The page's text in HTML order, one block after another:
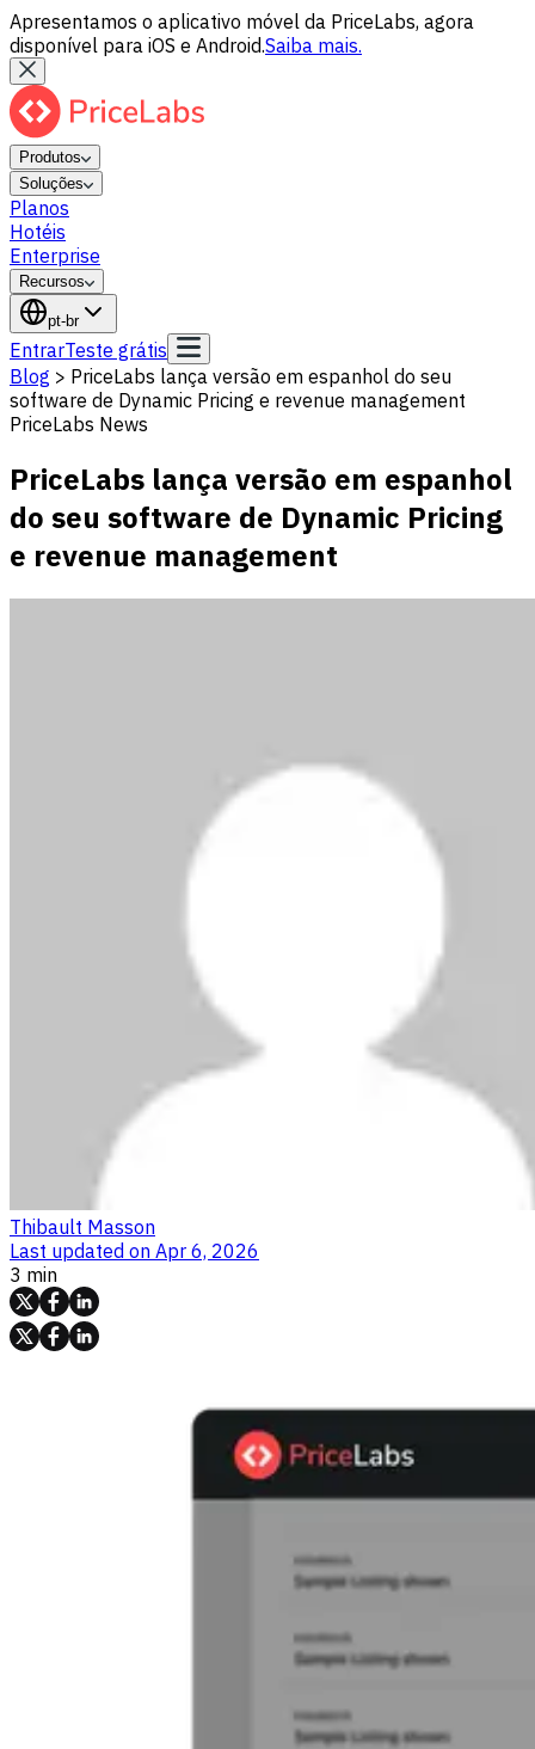
Apresentamos o aplicativo móvel da PriceLabs, agora
disponível para iOS e Android.Saiba mais.
Produtos
Soluções
Planos
Hotéis
Enterprise
Recursos
pt-br
EntrarTeste grátis
Blog > PriceLabs lança versão em espanhol do seu
software de Dynamic Pricing e revenue management
PriceLabs News
PriceLabs lança versão em espanhol
do seu software de Dynamic Pricing
e revenue management
Thibault Masson
Last updated on Apr 6, 2026
3 min